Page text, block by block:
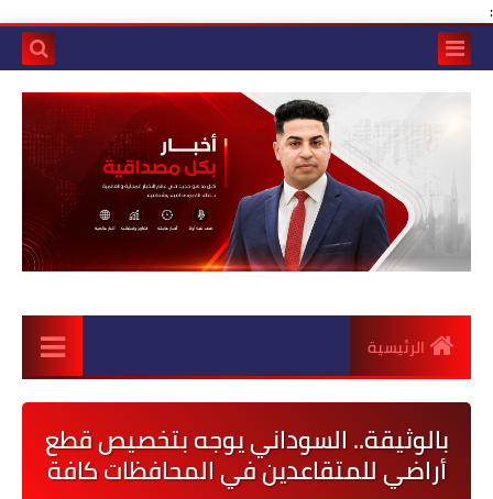
:
الرئيسية
بالوثيقة.. السوداني يوجه بتخصيص قطع
أراضي للمتقاعدين في المحافظات كافة